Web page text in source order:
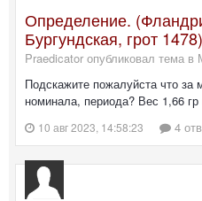
Определение.
Бургундская, грот 1478)
Praedicator опубликовал тема в
Подскажите пожалуйста что за
номинала, периода? Вес 1,66
10 авг 2023, 14:58:23 4